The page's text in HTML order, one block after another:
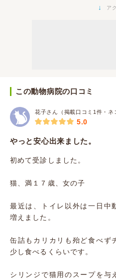
↓ ア
この動物病院の口コミ
花子さん（掲載口コミ1件・ネ
5.0
やっと安心出来ました。
初めて受診しました。
猫、満１７歳、女の子
最近は、トイレ以外は一日中
増えました。
缶詰もカリカリも殆ど食べず
少し食べるくらいです。
シリンジで猫用のスープを与